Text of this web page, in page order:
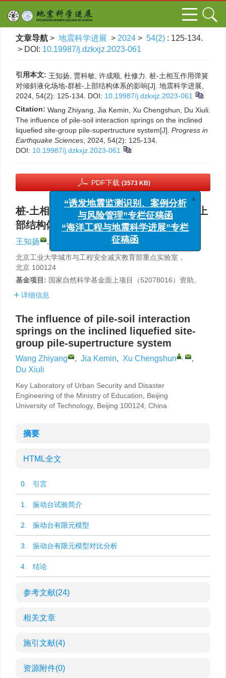
文章导航 > 地震科学进展 > 2024 > 54(2) : 125-134.
> DOI: 10.19987/j.dzkxjz.2023-061
引用本文: 王知扬, 贾科敏, 许成顺, 杜修力. 桩-土相互作用弹簧
对倾斜液化场地-群桩-上部结构体系的影响[J]. 地震科学进展,
2024, 54(2): 125-134. DOI: 10.19987/j.dzkxjz.2023-061
Citation: Wang Zhiyang, Jia Kemin, Xu Chengshun, Du Xiuli.
The influence of pile-soil interaction springs on the inclined
liquefied site-group pile-supertructure system[J]. Progress in
Earthquake Sciences , 2024, 54(2): 125-134.
DOI: 10.19987/j.dzkxjz.2023-061
PDF下载 (3573 KB)
桩-土相互作用弹簧对倾斜液化场地-群桩-上
部结构体系的影响
王知扬 , , , 杜修力
北京工业大学城市与工程安全减灾教育部重点实验室，
北京 100124
基金项目: 国家自然科学基金面上项目（52078016）资助。
详细信息
The influence of pile-soil interaction
springs on the inclined liquefied site-
group pile-supertructure system
Wang Zhiyang , Jia Kemin, Xu Chengshun ,
,
Du Xiuli
Key Laboratory of Urban Security and Disaster
Engineering of the Ministry of Education, Beijing
University of Technology, Beijing 100124, China
摘要
HTML全文
0. 引言
1. 振动台试验简介
2. 振动台有限元模型
3. 振动台有限元模型对比分析
4. 结论
参考文献(24)
相关文章
施引文献(4)
资源附件(0)
“诱发地震监测识别、案例分析
与风险管理”专栏征稿函
“海洋工程与地震科学进展”专栏
征稿函